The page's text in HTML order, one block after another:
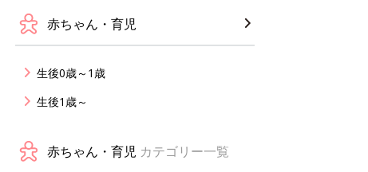
赤ちゃん・育児
生後0歳～1歳
生後1歳～
赤ちゃん・育児 カテゴリー一覧